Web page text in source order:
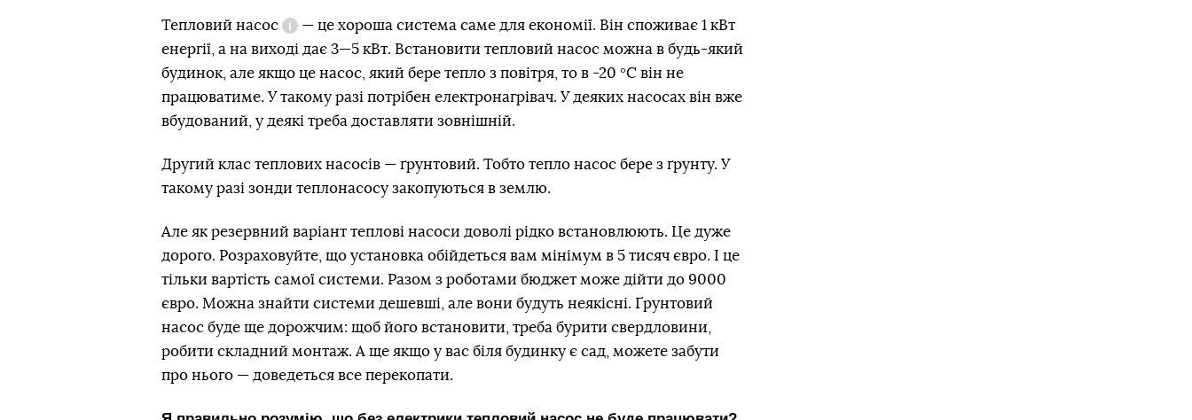
Тепловий насос
Довідка
— це хороша система саме для економії. Він споживає 1 кВт
енергії, а на виході дає 3—5 кВт. Встановити тепловий насос можна в будь-який
будинок, але якщо це насос, який бере тепло з повітря, то в -20 °С він не
працюватиме. У такому разі потрібен електронагрівач. У деяких насосах він вже
вбудований, у деякі треба доставляти зовнішній.
Другий клас теплових насосів — ґрунтовий. Тобто тепло насос бере з ґрунту. У
такому разі зонди теплонасосу закопуються в землю.
Але як резервний варіант теплові насоси доволі рідко встановлюють. Це дуже
дорого. Розраховуйте, що установка обійдеться вам мінімум в 5 тисяч євро. І це
тільки вартість самої системи. Разом з роботами бюджет може дійти до 9000
євро. Можна знайти системи дешевші, але вони будуть неякісні. Ґрунтовий
насос буде ще дорожчим: щоб його встановити, треба бурити свердловини,
робити складний монтаж. А ще якщо у вас біля будинку є сад, можете забути
про нього — доведеться все перекопати.